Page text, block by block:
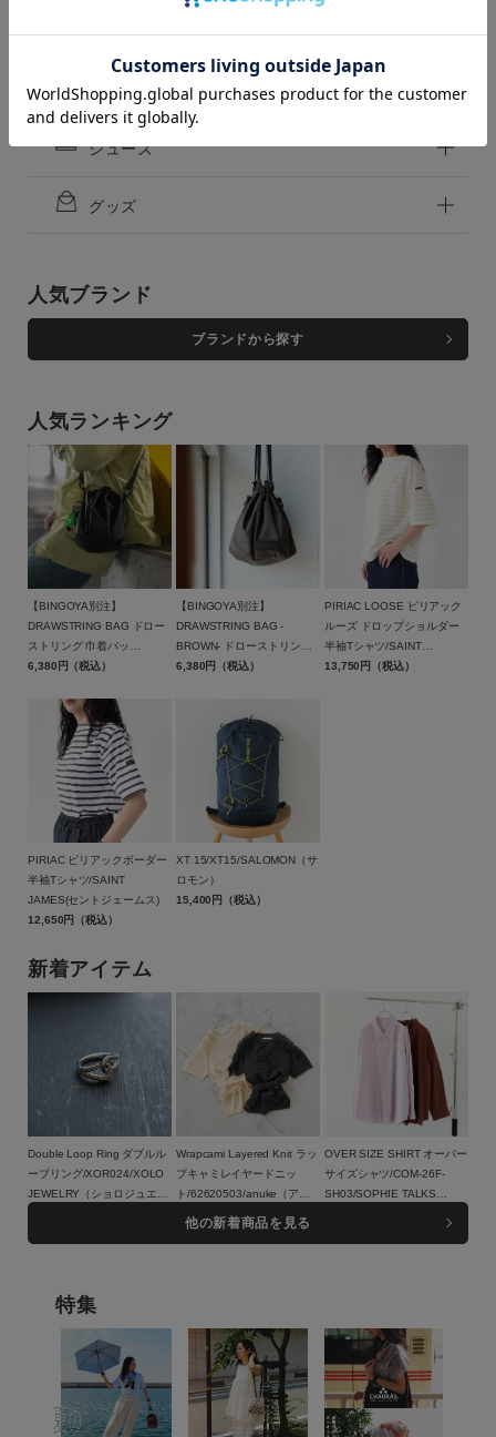
通常商品
在庫
在庫あり 在庫なし含む
カートに入れる
BLACK
F
カートに入れる
F
カートに入れる
BLACK
F
パンツ
スカート
シューズ
グッズ
人気ブランド
ブランドから探す
人気ランキング
【BINGOYA別注】
DRAWSTRING BAG ドロー
ストリング 巾着バッ
グ/BAICYCLON by
バッグジャック)【メール便1
点可能】
6,380円（税込）
【BINGOYA別注】
DRAWSTRING BAG -
BROWN- ドローストリング
巾着バッグ ブラウン/BCL-
バッグジャック)【メール便1
点まで可能】
6,380円（税込）
PIRIAC LOOSE ピリアック
ルーズ ドロップショルダー
半袖Tシャツ/SAINT
JAMES(セントジェームス)
13,750円（税込）
PIRIAC ピリアックボーダー
半袖Tシャツ/SAINT
JAMES(セントジェームス)
12,650円（税込）
XT 15/XT15/SALOMON（サ
ロモン）
15,400円（税込）
新着アイテム
Double Loop Ring ダブルル
ープリング/XOR024/XOLO
JEWELRY（ショロジュエリ
Wrapcami Layered Knit ラッ
プキャミレイヤードニッ
ト/62620503/anuke（アン
ヌーク）
16,500円（税込）
OVER SIZE SHIRT オーバー
サイズシャツ/COM-26F-
SH03/SOPHIE TALKS
他の新着商品を見る
特集